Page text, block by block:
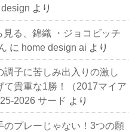
より
る、錦織 ・ジョコビッチ
に home design ai より
子に苦しみ出入りの激し
貴重な1勝！（2017マイア
2026 サード より
のプレーじゃない！3つの願